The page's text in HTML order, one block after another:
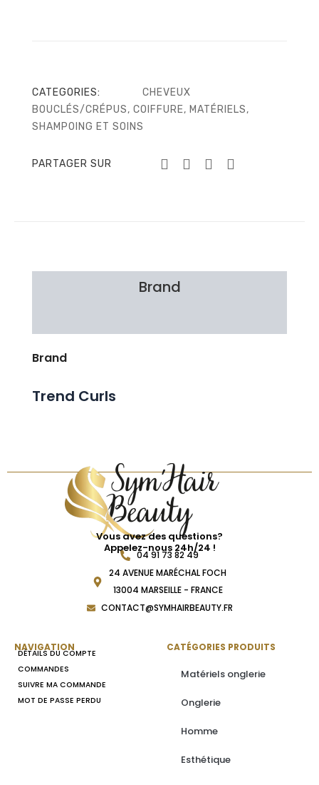
CATEGORIES:
CHEVEUX
BOUCLÉS/CRÉPUS, COIFFURE, MATÉRIELS,
SHAMPOING ET SOINS
PARTAGER SUR
Brand
Brand
Trend Curls
Vous avez des questions?
Appelez-nous 24h/24 !
04 91 73 82 49
24 AVENUE MARÉCHAL FOCH
13004 MARSEILLE - FRANCE
CONTACT@SYMHAIRBEAUTY.FR
NAVIGATION
DÉTAILS DU COMPTE
COMMANDES
SUIVRE MA COMMANDE
MOT DE PASSE PERDU
CATÉGORIES PRODUITS
Matériels onglerie
Onglerie
Homme
Esthétique